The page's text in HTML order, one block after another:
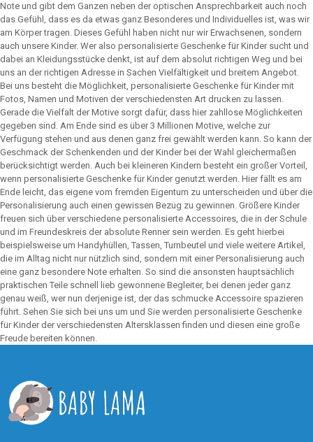
Note und gibt dem Ganzen neben der optischen Ansprechbarkeit auch noch
das Gefühl, dass es da etwas ganz Besonderes und Individuelles ist, was wir
am Körper tragen. Dieses Gefühl haben nicht nur wir Erwachsenen, sondern
auch unsere Kinder. Wer also personalisierte Geschenke für Kinder sucht und
dabei an Kleidungsstücke denkt, ist auf dem absolut richtigen Weg und bei
uns an der richtigen Adresse in Sachen Vielfältigkeit und breitem Angebot.
Bei uns besteht die Möglichkeit, personalisierte Geschenke für Kinder mit
Fotos, Namen und Motiven der verschiedensten Art drucken zu lassen.
Gerade die Vielfalt der Motive sorgt dafür, dass hier zahllose Möglichkeiten
gegeben sind. Am Ende sind es über 3 Millionen Motive, welche zur
Verfügung stehen und aus denen ganz frei gewählt werden kann. So kann der
Geschmack der Schenkenden und der Kinder bei der Wahl gleichermaßen
berücksichtigt werden. Auch bei kleineren Kindern besteht ein großer Vorteil,
wenn personalisierte Geschenke für Kinder genutzt werden. Hier fällt es am
Ende leicht, das eigene vom fremden Eigentum zu unterscheiden und über die
Personalisierung auch einen gewissen Bezug zu gewinnen. Größere Kinder
freuen sich über verschiedene personalisierte Accessoires, die in der Schule
und im Freundeskreis der absolute Renner sein werden. Es geht hierbei
beispielsweise um Handyhüllen, Tassen, Turnbeutel und viele weitere Artikel,
die im Alltag nicht nur nützlich sind, sondern mit einer Personalisierung auch
eine ganz besondere Note erhalten. So sind die ansonsten hauptsächlich
praktischen Teile schnell lieb gewonnene Begleiter, bei denen jeder ganz
genau weiß, wer nun derjenige ist, der das schmucke Accessoire spazieren
führt. Sehen Sie sich bei uns um und Sie werden personalisierte Geschenke
für Kinder der verschiedensten Altersklassen finden und diesen eine große
Freude bereiten können.